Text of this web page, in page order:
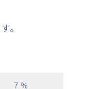
。
７％